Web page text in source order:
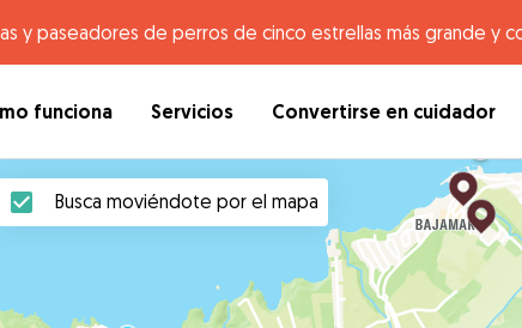
y paseadores de perros de cinco estrellas más grande y
funciona Servicios Convertirse en cuidador
Busca moviéndote por el mapa